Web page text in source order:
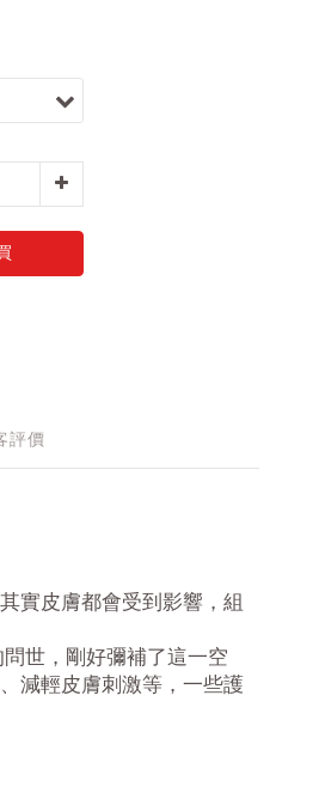
評價
實皮膚都會受到影響，組
世，剛好彌補了這一空
減輕皮膚刺激等，一些護